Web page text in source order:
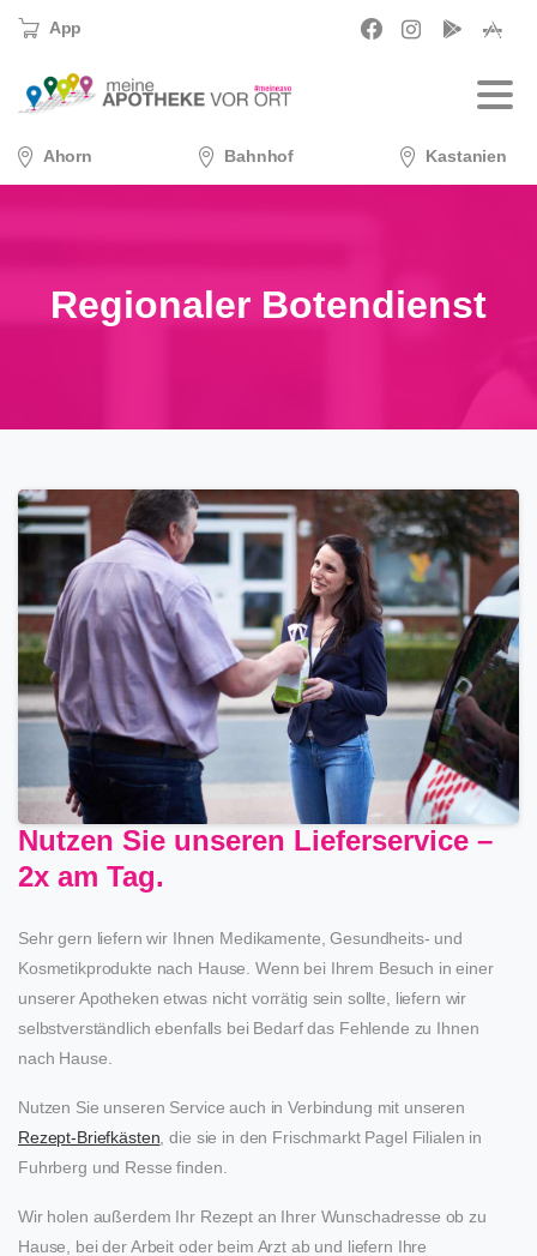
content
App
Ahorn Bahnhof Kastanien
Regionaler Botendienst
Nutzen Sie unseren Lieferservice –
2x am Tag.
Sehr gern liefern wir Ihnen Medikamente, Gesundheits- und
Kosmetikprodukte nach Hause. Wenn bei Ihrem Besuch in einer
unserer Apotheken etwas nicht vorrätig sein sollte, liefern wir
selbstverständlich ebenfalls bei Bedarf das Fehlende zu Ihnen
nach Hause.
Nutzen Sie unseren Service auch in Verbindung mit unseren
Rezept-Briefkästen, die sie in den Frischmarkt Pagel Filialen in
Fuhrberg und Resse finden.
Wir holen außerdem Ihr Rezept an Ihrer Wunschadresse ob zu
Hause, bei der Arbeit oder beim Arzt ab und liefern Ihre